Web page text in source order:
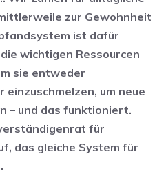
zur Gewohnheit
ist dafür
wichtigen Ressourcen
sie entweder
um neue
– und das funktioniert.
für
das gleiche System für